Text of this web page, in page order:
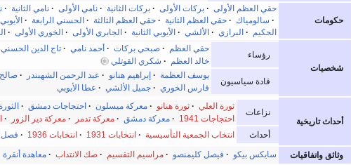
حكومات
حقي العظم الأولى · بركات الأولى · بركات الثانية · نامي الأولى · نامي الثانية ·
· سالومياك · حقي العظم الثانية · حقي العظم الثالثة · الحسني الرابعة ·
الحكيم
· البرازي · الألشي · الأيوبي الثانية · الجابري الأولى · الخوري الأولى ·
شخصيات
رؤساء
حقي العظم · صبحي بركات · أحمد نامي · تاج الدين الحسني
خالد العظم
· شكري القوتلي
قادة سياسيون
يوسف العظمة · إبراهيم هنانو · عبد الرحمن الشهبندر ·
فارس الخوري · جميل الألشي · عطا الأيوبي
أحداث تاريخية
نزاعات
ثورة العلي · ثورة هنانو · معركة ميسلون · احتجاجات دمشق ·
احتجاجات 1941
· معركة دمشق · معركة تدمر · معركة دير الزور ·
أحداث
انتخاب الجمعية التأسيسية · انتخابات 1931 · انتخابات 1936 · فصل
وثائق واتفاقيات سايكس بيكو · فيصل كليمنصو · مراسيم التقسيم · صك الانتداب · معاهدة أنقرة